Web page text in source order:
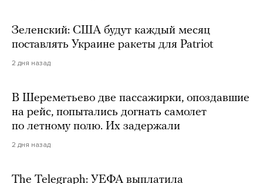
Зеленский: США будут каждый месяц
поставлять Украине ракеты для Patriot
2 дня назад
В Шереметьево две пассажирки, опоздавшие
на рейс, попытались догнать самолет
по летному полю. Их задержали
2 дня назад
The Telegraph: УЕФА выплатила